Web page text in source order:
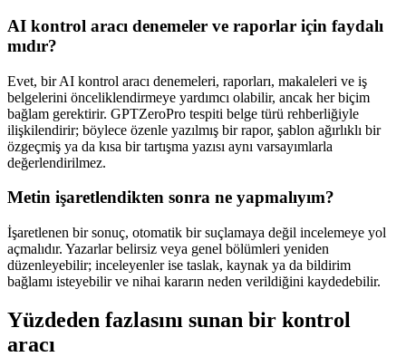
AI kontrol aracı denemeler ve raporlar için faydalı
mıdır?
Evet, bir AI kontrol aracı denemeleri, raporları, makaleleri ve iş
belgelerini önceliklendirmeye yardımcı olabilir, ancak her biçim
bağlam gerektirir. GPTZeroPro tespiti belge türü rehberliğiyle
ilişkilendirir; böylece özenle yazılmış bir rapor, şablon ağırlıklı bir
özgeçmiş ya da kısa bir tartışma yazısı aynı varsayımlarla
değerlendirilmez.
Metin işaretlendikten sonra ne yapmalıyım?
İşaretlenen bir sonuç, otomatik bir suçlamaya değil incelemeye yol
açmalıdır. Yazarlar belirsiz veya genel bölümleri yeniden
düzenleyebilir; inceleyenler ise taslak, kaynak ya da bildirim
bağlamı isteyebilir ve nihai kararın neden verildiğini kaydedebilir.
Yüzdeden fazlasını sunan bir kontrol
aracı